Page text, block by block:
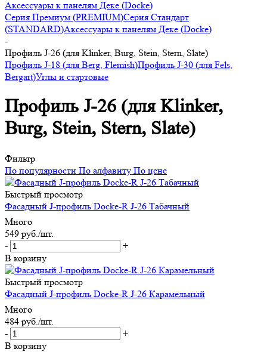
Аксессуары к панелям Деке (Docke)
Серия Премиум (PREMIUM)Серия Стандарт
(STANDARD)Аксессуары к панелям Деке (Docke)
-
Профиль J-26 (для Klinker, Burg, Stein, Stern, Slate)
Профиль J-18 (для Berg, Flemish)Профиль J-30 (для Fels,
Bergart)Углы и стартовые
Профиль J-26 (для Klinker,
Burg, Stein, Stern, Slate)
Фильтр
По популярности По алфавиту По цене
Быстрый просмотр
Фасадный J-профиль Docke-R J-26 Табачный
Много
549 руб./шт.
-
+
В корзину
Быстрый просмотр
Фасадный J-профиль Docke-R J-26 Карамельный
Много
484 руб./шт.
-
+
В корзину